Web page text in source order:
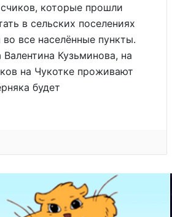
которые прошли
в сельских поселениях
все населённые пункты.
Кузьминова, на
на Чукотке проживают
будет